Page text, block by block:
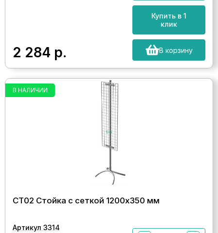
2 284 р.
Купить в 1
клик
В корзину
В НАЛИЧИИ
СТ02 Стойка с сеткой 1200х350 мм
Артикул 3314